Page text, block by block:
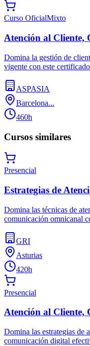
Curso OficialMixto
Atención al Cliente,
Domina la gestión de
vigente con este
ASPASIA
Barcelona...
460h
Cursos similares
Presencial
Estrategias de
Domina las técnicas de
comunicación omnicanal
GRI
Asturias
420h
Presencial
Atención al Cliente,
Domina las estrategias de
comunicación digital